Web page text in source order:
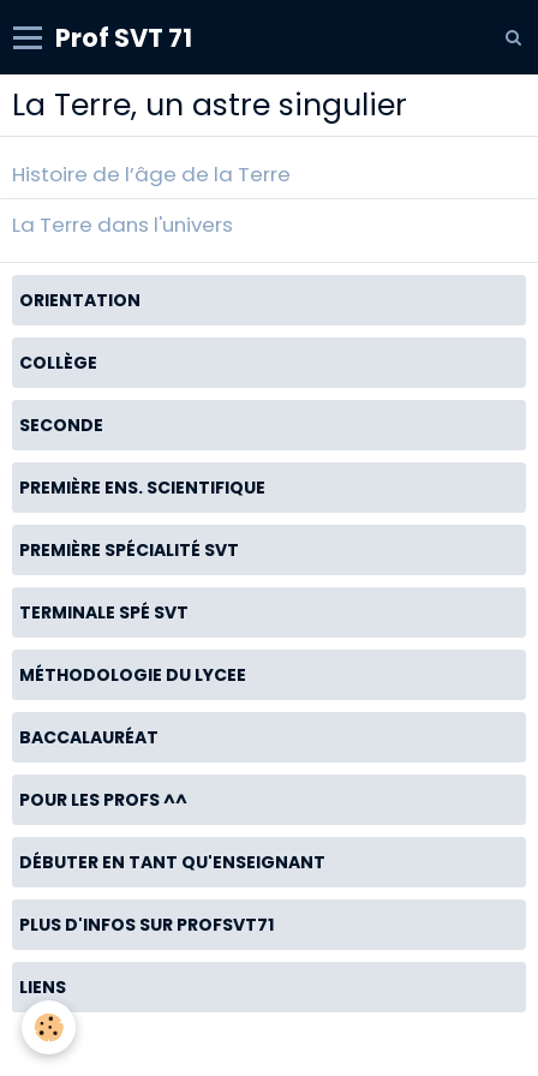
Prof SVT 71
La Terre, un astre singulier
Histoire de l’âge de la Terre
La Terre dans l'univers
ORIENTATION
COLLÈGE
SECONDE
PREMIÈRE ENS. SCIENTIFIQUE
PREMIÈRE SPÉCIALITÉ SVT
TERMINALE SPÉ SVT
MÉTHODOLOGIE DU LYCEE
BACCALAURÉAT
POUR LES PROFS ^^
DÉBUTER EN TANT QU'ENSEIGNANT
PLUS D'INFOS SUR PROFSVT71
LIENS